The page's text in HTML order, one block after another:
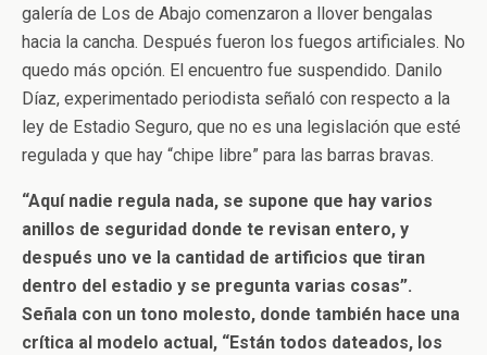
galería de Los de Abajo comenzaron a llover bengalas
hacia la cancha. Después fueron los fuegos artificiales. No
quedo más opción. El encuentro fue suspendido. Danilo
Díaz, experimentado periodista señaló con respecto a la
ley de Estadio Seguro, que no es una legislación que esté
regulada y que hay “chipe libre” para las barras bravas.
“Aquí nadie regula nada, se supone que hay varios
anillos de seguridad donde te revisan entero, y
después uno ve la cantidad de artificios que tiran
dentro del estadio y se pregunta varias cosas”.
Señala con un tono molesto, donde también hace una
crítica al modelo actual, “Están todos dateados, los